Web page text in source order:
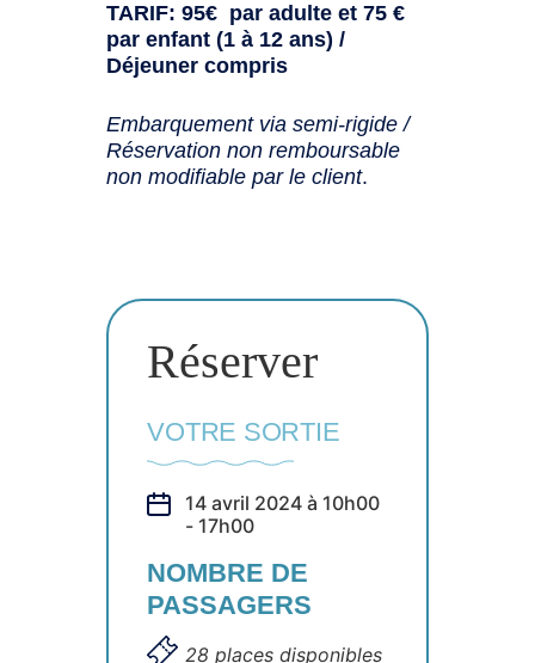
TARIF: 95€ par adulte et 75 €
par enfant (1 à 12 ans) /
Déjeuner compris
Embarquement via semi-rigide /
Réservation non remboursable
non modifiable par le client.
Réserver
VOTRE SORTIE
14 avril 2024 à 10h00
- 17h00
NOMBRE DE
PASSAGERS
28 places disponibles